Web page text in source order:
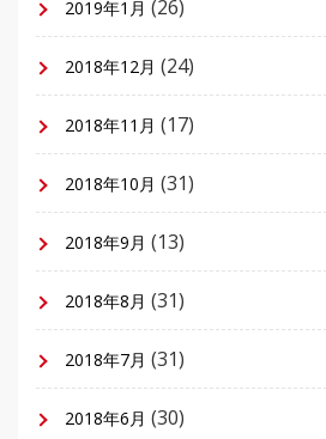
2019年1月 (26)
2018年12月 (24)
2018年11月 (17)
2018年10月 (31)
2018年9月 (13)
2018年8月 (31)
2018年7月 (31)
2018年6月 (30)